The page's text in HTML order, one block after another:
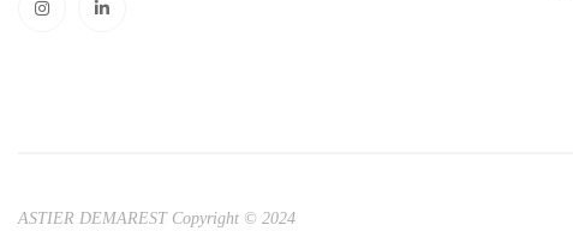
ASTIER DEMAREST Copyright © 2024